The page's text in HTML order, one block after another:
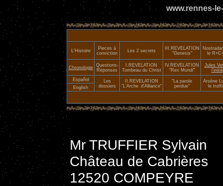
www.rennes-
L'Histoire
Pieces à
conviction
Les 2 secrets III. REVELATION
"Genesis"
le
Chronologie
Questions-
Réponses
I.REVELATION
Tombeau du Christ
IV.REVELATION
"Rex Mundi"
Jules
l'initié
Español
Les
dossiers
II. REVELATION
"L'Arche_ d'Alliance"
"La parole
perdue"
Arsène
le
English
Mr TRUFFIER Sylvain
Château de Cabrières
12520